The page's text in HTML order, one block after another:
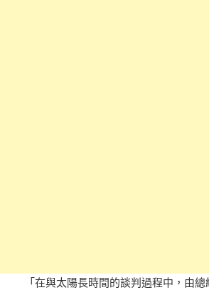
「在與太陽長時間的談判過程中，由